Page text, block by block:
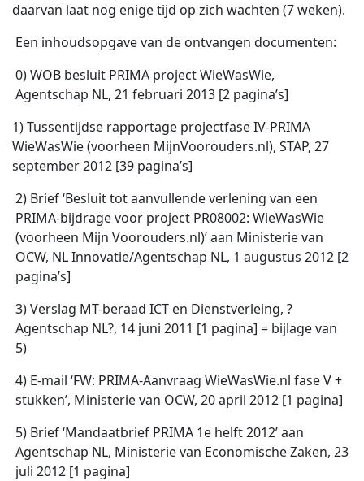
daarvan laat nog enige tijd op zich wachten (7 weken).
Een inhoudsopgave van de ontvangen documenten:
0) WOB besluit PRIMA project WieWasWie,
Agentschap NL, 21 februari 2013 [2 pagina’s]
1) Tussentijdse rapportage projectfase IV-PRIMA
WieWasWie (voorheen MijnVoorouders.nl), STAP, 27
september 2012 [39 pagina’s]
2) Brief ‘Besluit tot aanvullende verlening van een
PRIMA-bijdrage voor project PR08002: WieWasWie
(voorheen Mijn Voorouders.nl)’ aan Ministerie van
OCW, NL Innovatie/Agentschap NL, 1 augustus 2012 [2
pagina’s]
3) Verslag MT-beraad ICT en Dienstverleing, ?
Agentschap NL?, 14 juni 2011 [1 pagina] = bijlage van
5)
4) E-mail ‘FW: PRIMA-Aanvraag WieWasWie.nl fase V +
stukken’, Ministerie van OCW, 20 april 2012 [1 pagina]
5) Brief ‘Mandaatbrief PRIMA 1e helft 2012’ aan
Agentschap NL, Ministerie van Economische Zaken, 23
juli 2012 [1 pagina]